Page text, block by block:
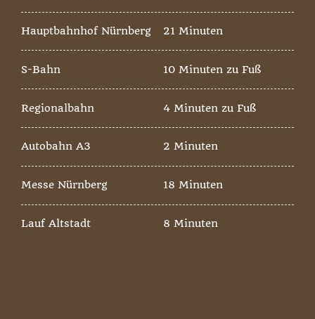
Hauptbahnhof Nürnberg 21 Minuten
S-Bahn 10 Minuten zu Fuß
Regionalbahn 4 Minuten zu Fuß
Autobahn A3 2 Minuten
Messe Nürnberg 18 Minuten
Lauf Altstadt 8 Minuten